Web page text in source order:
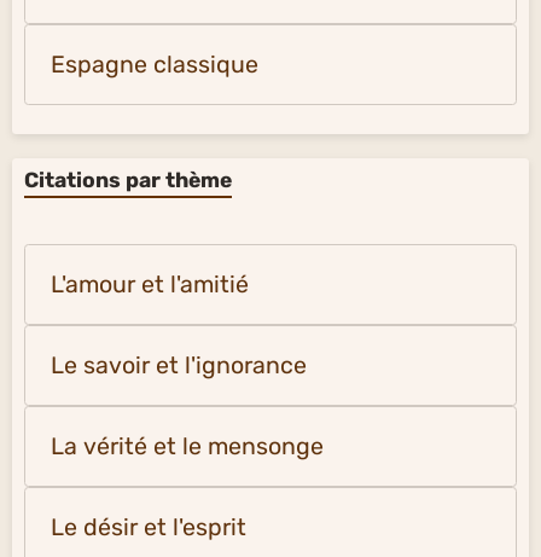
Espagne classique
Citations par thème
L'amour et l'amitié
Le savoir et l'ignorance
La vérité et le mensonge
Le désir et l'esprit